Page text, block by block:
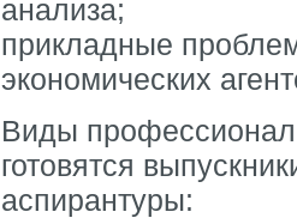
анализа;
прикладные
экономических
Виды
готовятся
аспирантуры: